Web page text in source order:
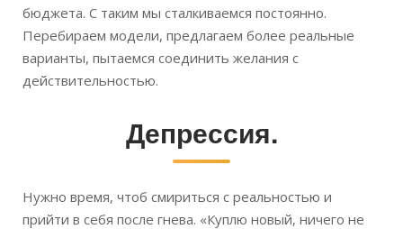
бюджета. С таким мы сталкиваемся постоянно.
Перебираем модели, предлагаем более реальные
варианты, пытаемся соединить желания с
действительностью.
Депрессия.
Нужно время, чтоб смириться с реальностью и
прийти в себя после гнева. «Куплю новый, ничего не